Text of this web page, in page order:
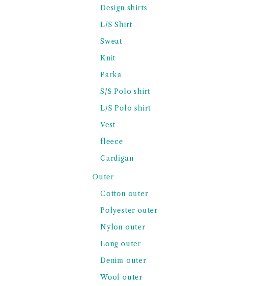
Design shirts
L/S Shirt
Sweat
Knit
Parka
S/S Polo shirt
L/S Polo shirt
Vest
fleece
Cardigan
Outer
Cotton outer
Polyester outer
Nylon outer
Long outer
Denim outer
Wool outer